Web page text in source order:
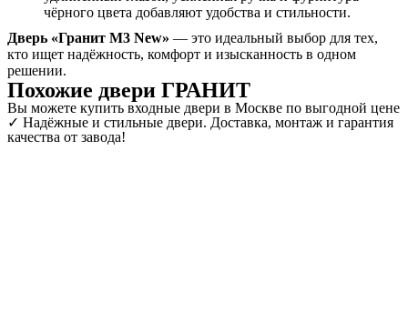
чёрного цвета добавляют удобства и стильности.
Дверь «Гранит М3 New» — это идеальный выбор для тех,
кто ищет надёжность, комфорт и изысканность в одном
решении.
Похожие двери ГРАНИТ
Вы можете купить входные двери в Москве по выгодной цене
✓ Надёжные и стильные двери. Доставка, монтаж и гарантия
качества от завода!